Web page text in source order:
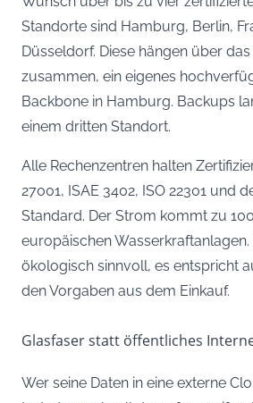
Standorte sind Hamburg, Berlin,
Düsseldorf. Diese hängen über
zusammen, ein eigenes
Backbone in Hamburg. Backups
einem dritten Standort.
Alle Rechenzentren halten
27001, ISAE 3402, ISO 22301 und
Standard. Der Strom kommt zu
europäischen Wasserkraftanlagen.
ökologisch sinnvoll, es entspricht
den Vorgaben aus dem Einkauf.
Glasfaser statt öffentliches
Wer seine Daten in eine externe